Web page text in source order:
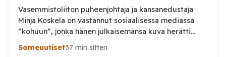
Vasemmistoliiton puheenjohtaja ja kansanedustaja
Minja Koskela on vastannut sosiaalisessa mediassa
”kohuun”, jonka hänen julkaisemansa kuva herätti
valtiovarainministeri Riikka Purran budjettiesityksen
Someuutiset37 min sitten